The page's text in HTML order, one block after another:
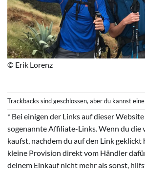
© Erik Lorenz
Trackbacks sind geschlossen, aber du kannst
* Bei einigen der Links auf dieser
sogenannte Affiliate-Links. Wenn du
kaufst, nachdem du auf den Link geklickt
kleine Provision direkt vom Händler
deinem Einkauf nicht mehr als sonst,